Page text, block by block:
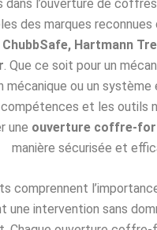
dans l’ouverture de
des marques reconnues
ChubbSafe, Hartmann
. Que ce soit pour un
mécanique ou un système
et les outils
une ouverture coffre-
manière sécurisée et
comprennent
une intervention sans